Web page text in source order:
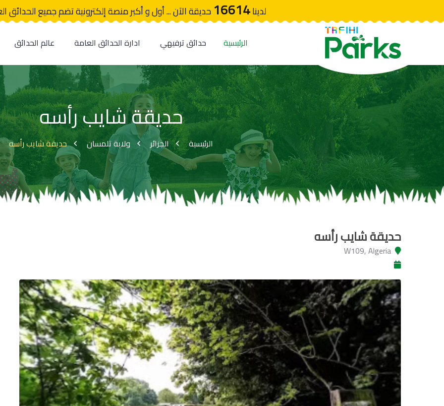
لدينا16614حديقة الآن ... أول و أكبر منصة إلكترونية تضم جميع الحدائق
الرئيسية حدائق ترفيهي ادارة الحدائق العامة عالم الحدائق
حديقة شايب رأسه
الرئيسية الجزائر ولاية تلمسان حديقة شايب رأسه
حديقة شايب رأسه
W109, Algeria